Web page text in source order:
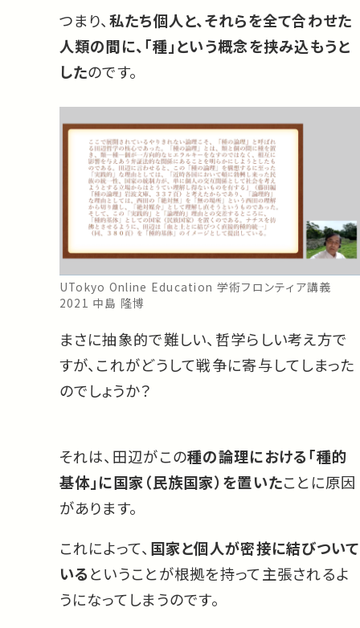
つまり、 私たち個人と、それらを全て合わせた
人類の間に、「種」という概念を挟み込もうと
したのです。
UTokyo Online Education 学術フロンティア講義
2021 中島 隆博
まさに抽象的で難しい、哲学らしい考え方で
すが、これがどうして戦争に寄与してしまった
のでしょうか？
それは、田辺がこの種の論理における「種的
基体」に国家（民族国家）を置いたことに原因
があります。
これによって、 国家と個人が密接に結びついて
いるということが根拠を持って主張されるよ
うになってしまうのです。